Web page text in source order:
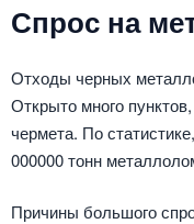
Спрос на
Отходы черных
Открыто много
чермета. По
000000 тонн
Причины большого